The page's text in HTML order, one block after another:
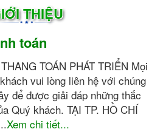
THIỆU
toán
TOÁN PHÁT TRIỂN Mọi
vui lòng liên hệ với chúng
để được giải đáp những thắc
Quý khách. TẠI TP. HỒ CHÍ
Xem chi tiết...